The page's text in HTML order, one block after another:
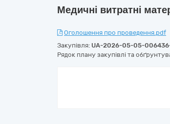
Медичні витратні
Оголошення про проведення.pdf
Закупівля: UA-2026-05-05-
Рядок плану закупівлі та